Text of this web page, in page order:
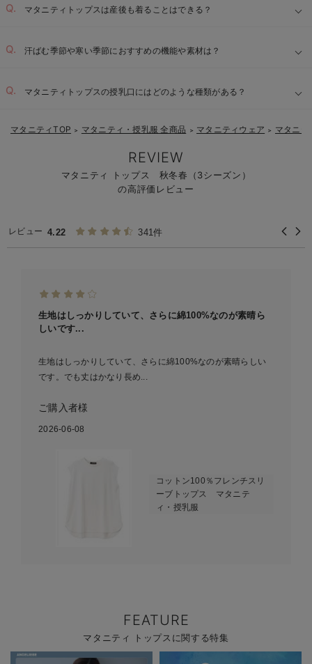
マタニティトップスは産後も着ることはできる？
汗ばむ季節や寒い季節におすすめの機能や素材は？
マタニティトップスの授乳口にはどのような種類がある？
マタニティTOP ＞ マタニティ・授乳服 全商品 ＞ マタニティウェア ＞ マタニテ
REVIEW
マタニティ トップス 秋冬春（3シーズン）
の高評価レビュー
レビュー 4.22 341件
生地はしっかりしていて、さらに綿100%なのが素晴ら
しいです...
生地はしっかりしていて、さらに綿100%なのが素晴らしい
です。でも丈はかなり長め...
ご購入者様
2026-06-08
コットン100％フレンチスリ
ーブトップス マタニテ
ィ・授乳服
FEATURE
マタニティ トップスに関する特集